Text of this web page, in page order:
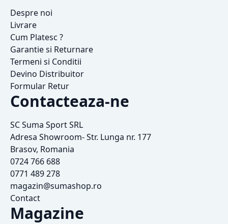
Despre noi
Livrare
Cum Platesc ?
Garantie si Returnare
Termeni si Conditii
Devino Distribuitor
Formular Retur
Contacteaza-ne
SC Suma Sport SRL
Adresa Showroom- Str. Lunga nr. 177
Brasov, Romania
0724 766 688
0771 489 278
magazin@sumashop.ro
Contact
Magazine